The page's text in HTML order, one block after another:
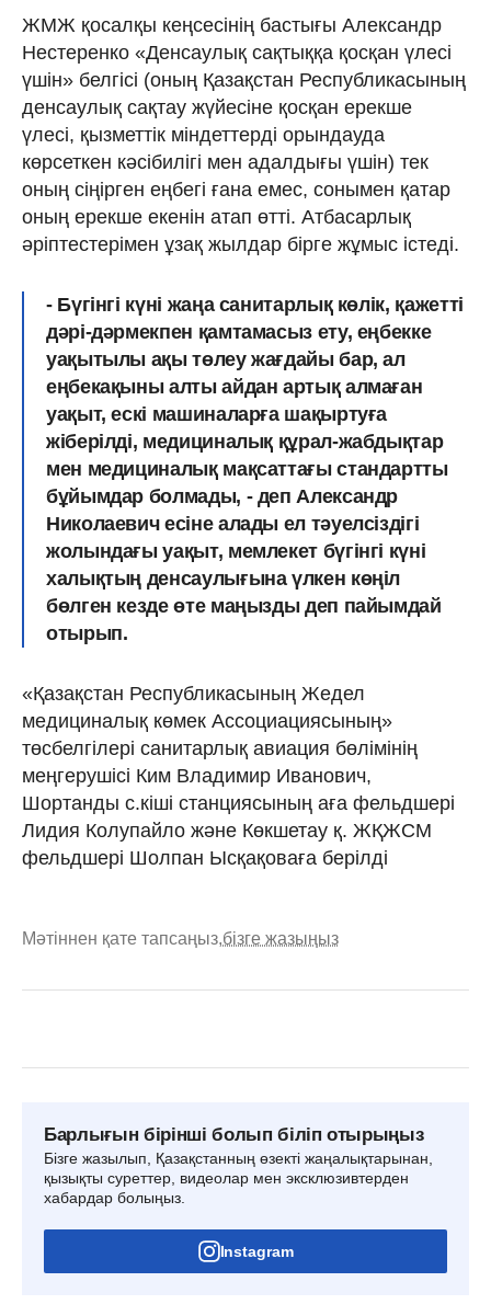
ЖМЖ қосалқы кеңсесінің бастығы Александр
Нестеренко «Денсаулық сақтыққа қосқан үлесі
үшін» белгісі (оның Қазақстан Республикасының
денсаулық сақтау жүйесіне қосқан ерекше
үлесі, қызметтік міндеттерді орындауда
көрсеткен кәсібилігі мен адалдығы үшін) тек
оның сіңірген еңбегі ғана емес, сонымен қатар
оның ерекше екенін атап өтті. Атбасарлық
әріптестерімен ұзақ жылдар бірге жұмыс істеді.
- Бүгінгі күні жаңа санитарлық көлік, қажетті
дәрі-дәрмекпен қамтамасыз ету, еңбекке
уақытылы ақы төлеу жағдайы бар, ал
еңбекақыны алты айдан артық алмаған
уақыт, ескі машиналарға шақыртуға
жіберілді, медициналық құрал-жабдықтар
мен медициналық мақсаттағы стандартты
бұйымдар болмады, - деп Александр
Николаевич есіне алады ел тәуелсіздігі
жолындағы уақыт, мемлекет бүгінгі күні
халықтың денсаулығына үлкен көңіл
бөлген кезде өте маңызды деп пайымдай
отырып.
«Қазақстан Республикасының Жедел
медициналық көмек Ассоциациясының»
төсбелгілері санитарлық авиация бөлімінің
меңгерушісі Ким Владимир Иванович,
Шортанды с.кіші станциясының аға фельдшері
Лидия Колупайло және Көкшетау қ. ЖҚЖСМ
фельдшері Шолпан Ысқақоваға берілді
Мәтіннен қате тапсаңыз,бізге жазыңыз
Барлығын бірінші болып біліп отырыңыз
Бізге жазылып, Қазақстанның өзекті жаңалықтарынан,
қызықты суреттер, видеолар мен эксклюзивтерден
хабардар болыңыз.
Instagram